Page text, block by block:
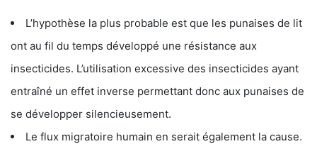
L’hypothèse la plus probable est que les punaises de lit
ont au fil du temps développé une résistance aux
insecticides. L’utilisation excessive des insecticides ayant
entraîné un effet inverse permettant donc aux punaises de
se développer silencieusement.
Le flux migratoire humain en serait également la cause.